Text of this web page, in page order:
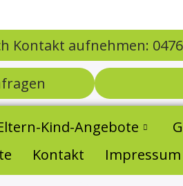
Kontakt aufnehmen:
Kind-Angebote
Kontakt Impressum